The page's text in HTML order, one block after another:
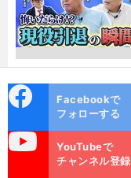
ok
Facebookで
フォローする
YouTubeで
チャンネル登録